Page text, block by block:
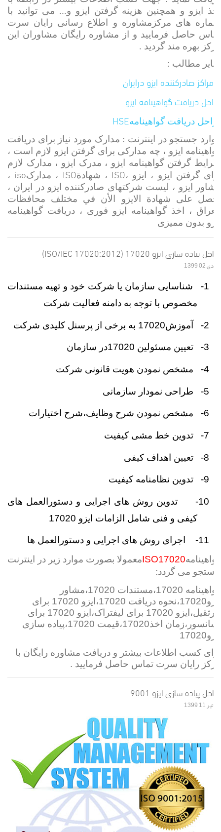
اخذ ایزو و همچنین هزینه گرفتن ایزو و... می توانید با
شماره های مرکزمشاوره و اطلاع رسانی رایان سرت
تماس حاصل فرمایید و از مشاوره رایگان مشاوران این
مرکز بهره مند گردید .
سایر مطالب :
مراکز صادرکننده ایزو درایران
مراحل دریافت گواهینامه ایزو
دریافت گواهینامهHSE
موارد جستجو در اینترنت : مدارک مورد نیاز برای دریافت
گواهینامه ایزو ، چه مدارکی برای گرفتن ایزو لازم است ،
شرایط گرفتن گواهینامه ایزو ، مدرک ایزو ، مدارک لازم
برای گرفتن ایزو ، ایزو ،ISO ، شهادةISO ، مدارکiso ،
مشاور ایزو ، لیست شرکتهای صادرکننده ایزو در ایران ،
احصل على شهادة الايزو الأن في مختلف محافظات
العراق ، اخذ گواهینامه ایزو فوری ، دریافت گواهینامه
ایزو بدون ممیزی
مراحل پیاده سازی ایزو 17020 (ISO/IEC 17020:2012)
دی 02 1399
1-
شناسایی سازمان یا شرکت خود و تهیه مستندات
مخصوص با توجه به دامنه فعالیت شرکت
2- آموزش17020 به برخی از پرسنل کلیدی شرکت
3- تعیین مسئولین 17020در سازمان
4- مشخص نمودن هویت قانونی شرکت
5- طراحی نمودار سازمانی
6- مشخص نمودن شرح وظایف،شرح اختیارات
7- تدوین خط مشی کیفیت
8- تعیین اهداف کیفی
9- تدوین نظامنامه کیفیت
10-
تدوین روش های اجرایی و دستورالعمل های
کیفی و فنی شامل الزامات ایزو 17020
11-
اجرای روش های اجرایی و دستورالعمل ها
گواهینامهISO17020معمولا بصورت موارد زیر در اینترنت
جستجو می گردد:
گواهینامه 17020،مستندات 17020،مشاور
ایزو17020،نحوه دریافت 17020،ایزو 17020 برای
جرثقیل،ایزو 17020 برای لیفتراک،ایزو 17020 برای
آسانسور،زمان اخذ17020،قیمت 17020،پیاده سازی
ایزو17020
برای کسب اطلاعات بیشتر و دریافت مشاوره رایگان با
مرکز رایان سرت تماس حاصل فرمایید .
مراحل پیاده سازی ایزو 9001
تیر 11 1399